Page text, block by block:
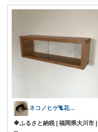
ネコノヒゲ🐈花好きオタクの庭🪴
🔶ふるさと納税 | 福岡県大川市 |
...